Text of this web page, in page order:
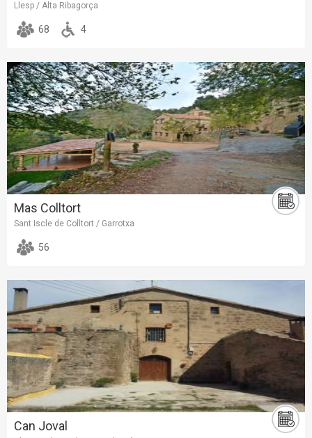
Llesp / Alta Ribagorça
68 4
Mas Colltort
Sant Iscle de Colltort / Garrotxa
56
Can Joval